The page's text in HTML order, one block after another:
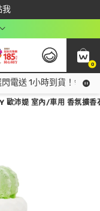
我
0
電送 1小時到貨！領神
歐沛媞 室內/車用 香氛擴